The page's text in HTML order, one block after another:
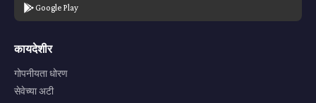
Google Play
कायदेशीर
गोपनीयता धोरण
सेवेच्या अटी